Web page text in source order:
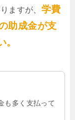
ますが、 学費
助成金が支
も多く支払って